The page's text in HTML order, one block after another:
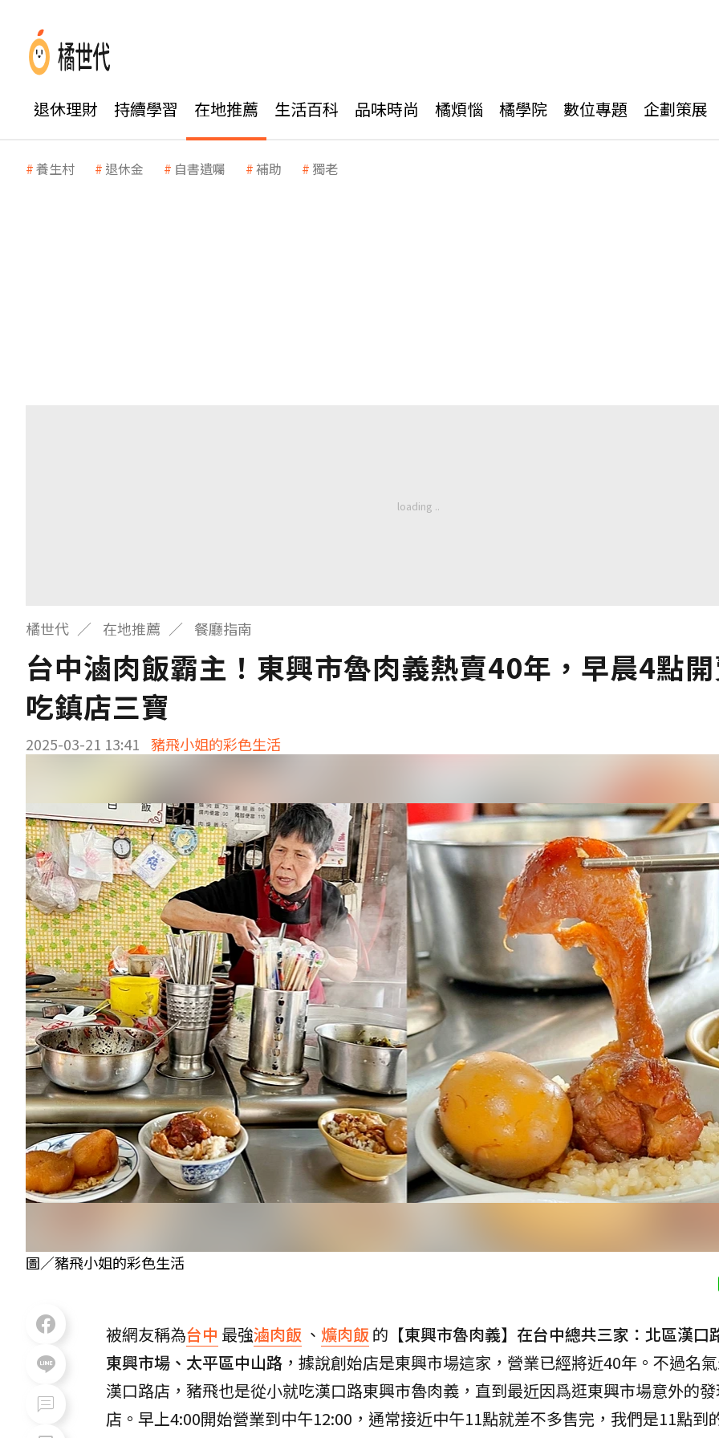
退休理財 持續學習 在地推薦 生活百科 品味時尚 橘煩惱 橘學院 數位專題 企劃策展
養生村 退休金 自書遺囑 補助 獨老
橘世代 在地推薦 餐廳指南
台中滷肉飯霸主！東興市魯肉義熱賣40年，早晨4點
吃鎮店三寶
2025-03-21 13:41 豬飛小姐的彩色生活
圖／豬飛小姐的彩色生活
被網友稱為台中 最強滷肉飯 、 爌肉飯 的 【東興市魯肉義】在台中總共三家：北區漢口
東興市場、太平區中山路 ，據說創始店是東興市場這家，營業已經將近40年。不過名
漢口路店，豬飛也是從小就吃漢口路東興市魯肉義，直到最近因爲逛東興市場意外的
店。早上4:00開始營業到中午12:00，通常接近中午11點就差不多售完，我們是11點到